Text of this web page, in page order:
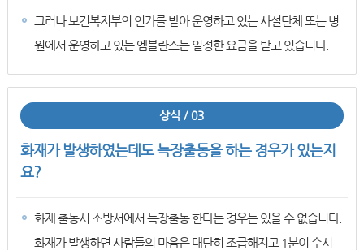
그러나 보건복지부의 인가를 받아 운영하고 있는 사설단체 또는 병
원에서 운영하고 있는 엠블란스는 일정한 요금을 받고 있습니다.
상식 / 03
화재가 발생하였는데도 늑장출동을 하는 경우가 있는지
요?
화재 출동시 소방서에서 늑장출동 한다는 경우는 있을 수 없습니다.
화재가 발생하면 사람들의 마음은 대단히 조급해지고 1분이 수시